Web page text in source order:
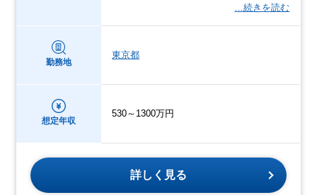
…続きを読む
勤務地
東京都
想定年収
530～1300万円
詳しく見る